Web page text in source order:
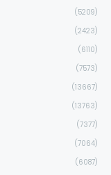
(5209)
(2423)
(6110)
(7573)
(13667)
(13763)
(7377)
(7064)
(6087)